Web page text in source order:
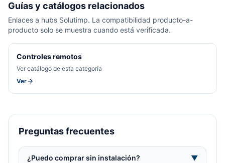
Guías y catálogos relacionados
Enlaces a hubs Solutimp. La compatibilidad producto-a-
producto solo se muestra cuando está verificada.
Controles remotos
Ver catálogo de esta categoría
Ver
Preguntas frecuentes
¿Puedo comprar sin instalación? ▼